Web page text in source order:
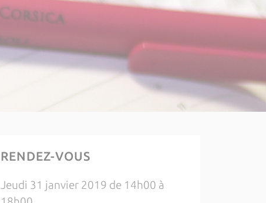
RENDEZ-VOUS
Jeudi 31 janvier 2019 de 14h00 à